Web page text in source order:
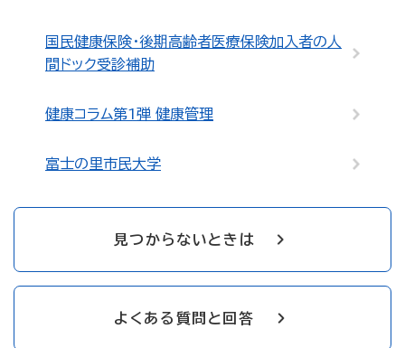
国民健康保険・後期高齢者医療保険加入者の人
間ドック受診補助
健康コラム第1弾 健康管理
富士の里市民大学
見つからないときは
よくある質問と回答